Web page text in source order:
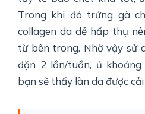
Trong khi đó trứng gà
collagen da dễ hấp thụ
từ bên trong. Nhờ vậy sử
đặn 2 lần/tuần, ủ
bạn sẽ thấy làn da được